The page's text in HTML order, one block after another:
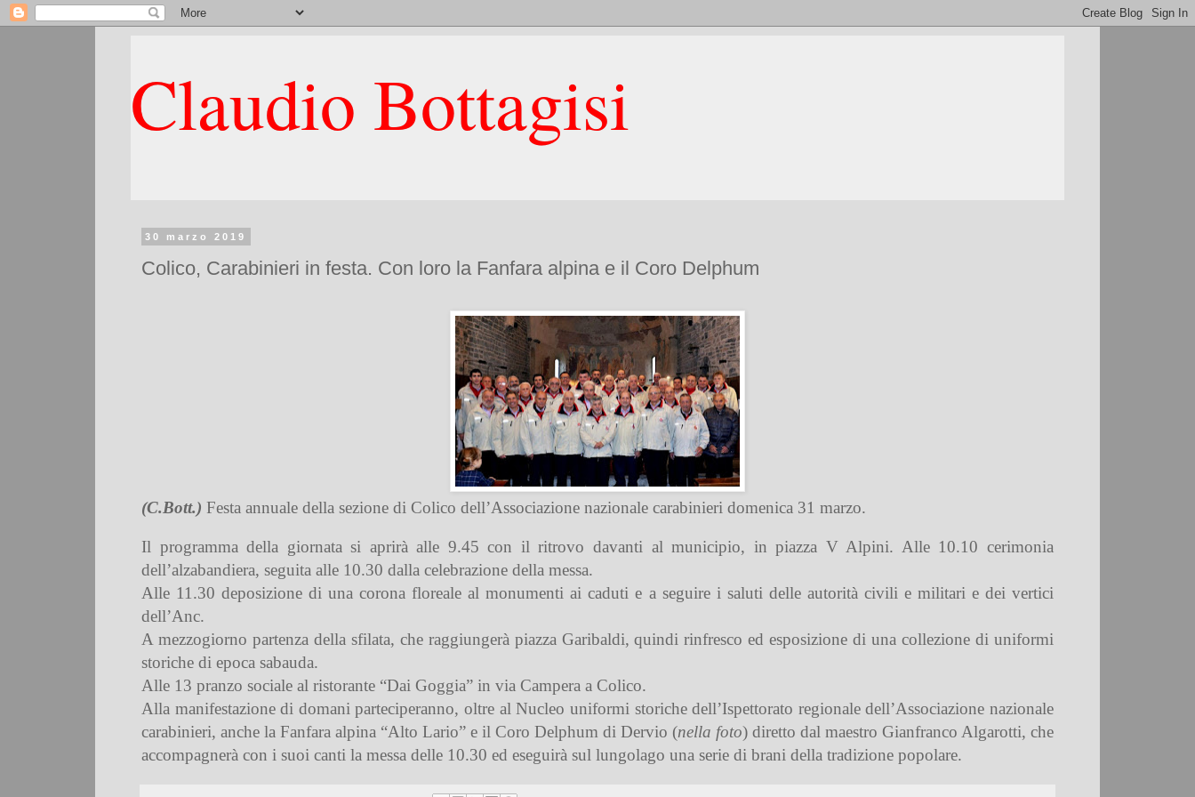
Claudio Bottagisi
30 marzo 2019
Colico, Carabinieri in festa. Con loro la Fanfara alpina e il Coro Delphum
(C.Bott.) Festa annuale della sezione di Colico dell’Associazione nazionale carabinieri domenica 31 marzo.
Il programma della giornata si aprirà alle 9.45 con il ritrovo davanti al municipio, in piazza V Alpini. Alle 10.10 cerimonia
dell’alzabandiera, seguita alle 10.30 dalla celebrazione della messa.
Alle 11.30 deposizione di una corona floreale al monumenti ai caduti e a seguire i saluti delle autorità civili e militari e dei vertici
dell’Anc.
A mezzogiorno partenza della sfilata, che raggiungerà piazza Garibaldi, quindi rinfresco ed esposizione di una collezione di uniformi
storiche di epoca sabauda.
Alle 13 pranzo sociale al ristorante “Dai Goggia” in via Campera a Colico.
Alla manifestazione di domani parteciperanno, oltre al Nucleo uniformi storiche dell’Ispettorato regionale dell’Associazione nazionale
carabinieri, anche la Fanfara alpina “Alto Lario” e il Coro Delphum di Dervio (nella foto) diretto dal maestro Gianfranco Algarotti, che
accompagnerà con i suoi canti la messa delle 10.30 ed eseguirà sul lungolago una serie di brani della tradizione popolare.